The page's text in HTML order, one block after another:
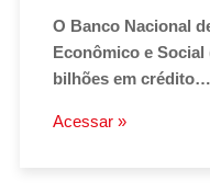
O Banco Nacional
Econômico e Social
bilhões em crédito…
Acessar »